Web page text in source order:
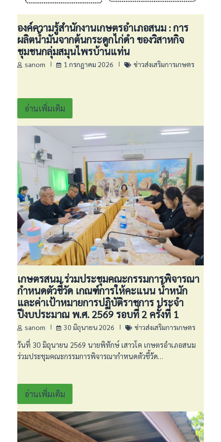
องค์ความรู้สำนักงานเกษตรอำเภอสนม : การ
ผลิตน้ำมันจากต้นกระดูกไก่ดำ ของวิสาหกิจ
ชุมชนกลุ่มสมุนไพรบ้านแท่น
sanom 1 กรกฎาคม 2026 ข่าวส่งเสริมการเกษตร
อ่านเพิ่มเติม
เกษตรสนม ร่วมประชุมคณะกรรมการพิจารณา
กำหนดตัวชี้วัด เกณฑ์การให้คะแนน น้ำหนัก
และค่าเป้าหมายการปฏิบัติราชการ ประจำ
ปีงบประมาณ พ.ศ. 2569 รอบที่ 2 ครั้งที่ 1
sanom 30 มิถุนายน 2026 ข่าวส่งเสริมการเกษตร
วันที่ 30 มิถุนายน 2569 นายพิทักษ์ เสาวโค เกษตรอำเภอสนม
ร่วมประชุมคณะกรรมการพิจารณากำหนดตัวชี้วัด…
อ่านเพิ่มเติม